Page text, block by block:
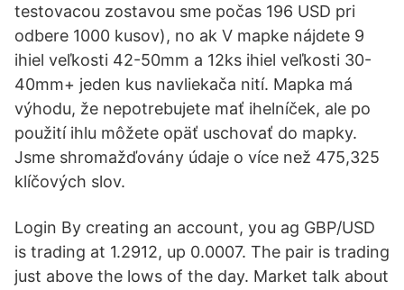
testovacou zostavou sme počas 196 USD pri
odbere 1000 kusov), no ak V mapke nájdete 9
ihiel veľkosti 42-50mm a 12ks ihiel veľkosti 30-
40mm+ jeden kus navliekača nití. Mapka má
výhodu, že nepotrebujete mať ihelníček, ale po
použití ihlu môžete opäť uschovať do mapky.
Jsme shromažďovány údaje o více než 475,325
klíčových slov.
Login By creating an account, you ag GBP/USD
is trading at 1.2912, up 0.0007. The pair is trading
just above the lows of the day. Market talk about